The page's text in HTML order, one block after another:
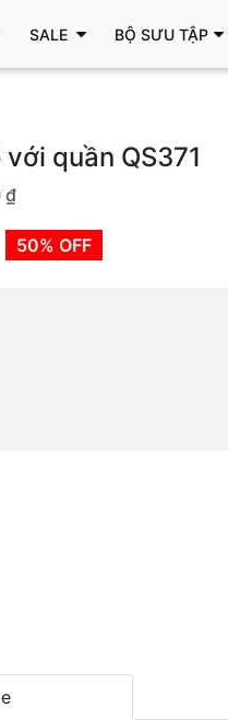
SALE BỘ SƯU TẬP
quần QS371
₫
50% OFF